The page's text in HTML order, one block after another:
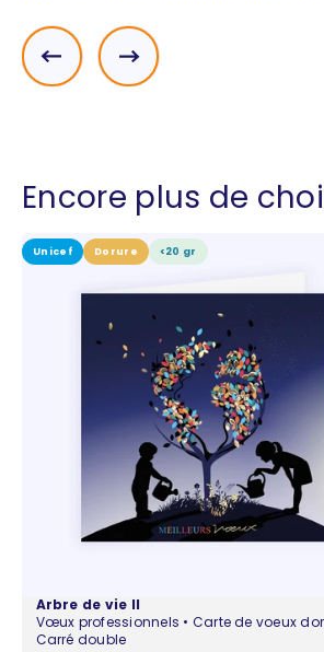
PrécédentSuivant
Encore plus de
Unicef Dorure <20 gr
Arbre de vie II
Vœux professionnels • Carte de voeux
Carré double